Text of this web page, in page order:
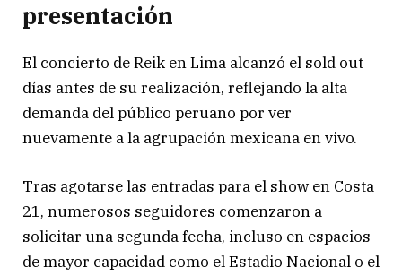
presentación
El concierto de Reik en Lima alcanzó el sold out
días antes de su realización, reflejando la alta
demanda del público peruano por ver
nuevamente a la agrupación mexicana en vivo.
Tras agotarse las entradas para el show en Costa
21, numerosos seguidores comenzaron a
solicitar una segunda fecha, incluso en espacios
de mayor capacidad como el Estadio Nacional o el